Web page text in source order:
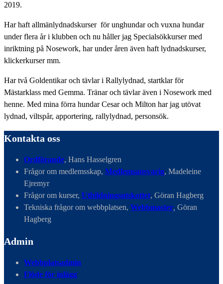
2019.
Har haft allmänlydnadskurser för unghundar och vuxna hundar
under flera år i klubben och nu håller jag Specialsökkurser med
inriktning på Nosework, har under åren även haft lydnadskurser,
klickerkurser mm.
Har två Goldentikar och tävlar i Rallylydnad, startklar för
Mästarklass med Gemma. Tränar och tävlar även i Nosework med
henne. Med mina förra hundar Cesar och Milton har jag utövat
lydnad, viltspår, apportering, rallylydnad, personsök.
Kontakta oss
Ordförande, Hans Hasselgren
Frågor om medlemsskap, Medlemsansvarig, Madeleine
Ejremyr
Frågor om kurser, Utbildningsutskottet, Göran Hagberg
Tekniska frågor om webbplatsen, Webbmaster Göran
Hagberg
Admin
Webbplatsadmin
Flöde för inlägg